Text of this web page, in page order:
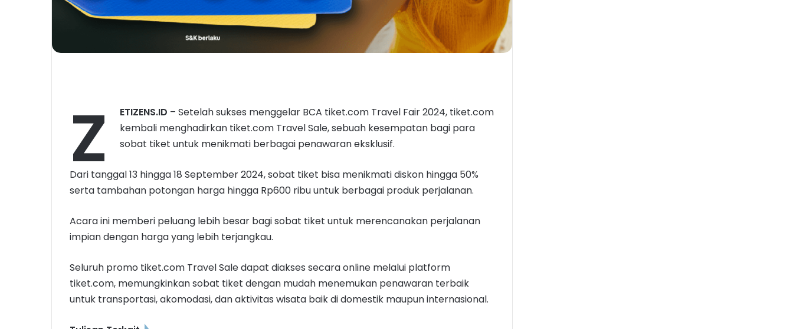
Z ETIZENS.ID – Setelah sukses menggelar BCA tiket.com Travel Fair 2024, tiket.com
kembali menghadirkan tiket.com Travel Sale, sebuah kesempatan bagi para
sobat tiket untuk menikmati berbagai penawaran eksklusif.
Dari tanggal 13 hingga 18 September 2024, sobat tiket bisa menikmati diskon hingga 50%
serta tambahan potongan harga hingga Rp600 ribu untuk berbagai produk perjalanan.
Acara ini memberi peluang lebih besar bagi sobat tiket untuk merencanakan perjalanan
impian dengan harga yang lebih terjangkau.
Seluruh promo tiket.com Travel Sale dapat diakses secara online melalui platform
tiket.com, memungkinkan sobat tiket dengan mudah menemukan penawaran terbaik
untuk transportasi, akomodasi, dan aktivitas wisata baik di domestik maupun internasional.